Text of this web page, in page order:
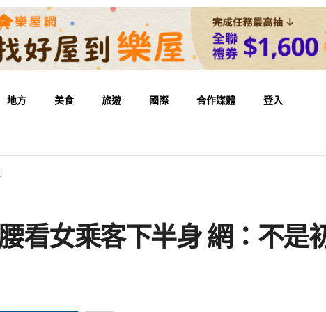
地方 美食 旅遊 國際 合作媒體 登入
看女乘客下半身 網：不是